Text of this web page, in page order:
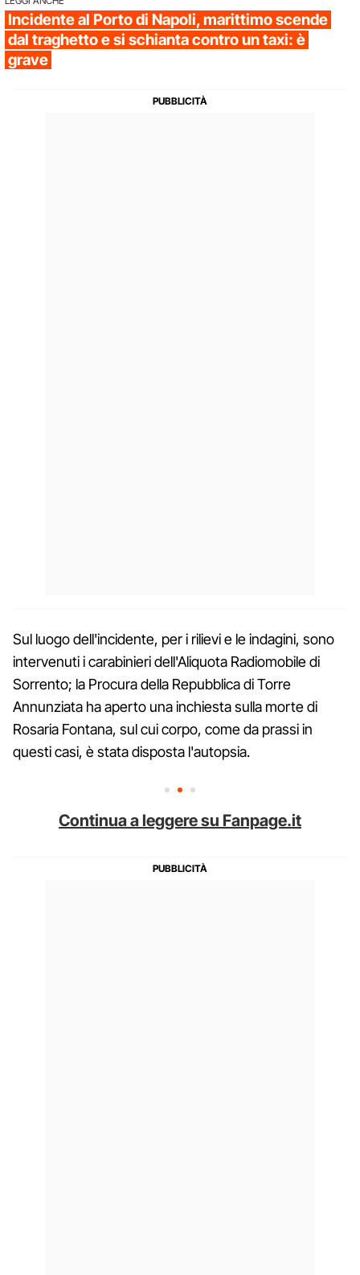
Incidente al Porto di Napoli, marittimo scende
dal traghetto e si schianta contro un taxi: è
grave
Sul luogo dell'incidente, per i rilievi e le indagini, sono
intervenuti i carabinieri dell'Aliquota Radiomobile di
Sorrento; la Procura della Repubblica di Torre
Annunziata ha aperto una inchiesta sulla morte di
Rosaria Fontana, sul cui corpo, come da prassi in
questi casi, è stata disposta l'autopsia.
Continua a leggere su Fanpage.it